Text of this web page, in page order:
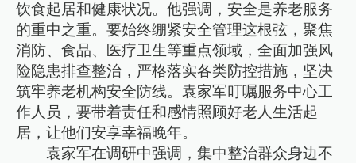
饮食起居和健康状况。他强调，安全是养老服务
的重中之重。要始终绷紧安全管理这根弦，聚焦
消防、食品、医疗卫生等重点领域，全面加强风
险隐患排查整治，严格落实各类防控措施，坚决
筑牢养老机构安全防线。袁家军叮嘱服务中心工
作人员，要带着责任和感情照顾好老人生活起
居，让他们安享幸福晚年。
袁家军在调研中强调，集中整治群众身边不